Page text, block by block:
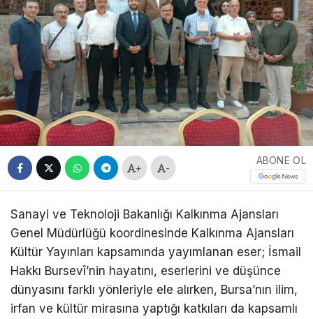
+ -
ABONE OL
Sanayi ve Teknoloji Bakanlığı Kalkınma Ajansları
Genel Müdürlüğü koordinesinde Kalkınma Ajansları
Kültür Yayınları kapsamında yayımlanan eser; İsmail
Hakkı Bursevî’nin hayatını, eserlerini ve düşünce
dünyasını farklı yönleriyle ele alırken, Bursa’nın ilim,
irfan ve kültür mirasına yaptığı katkıları da kapsamlı